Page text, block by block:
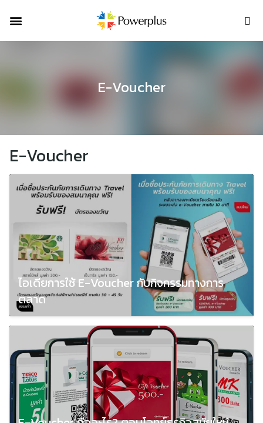
E-Voucher
E-Voucher
ไอเดียการใช้ E-Voucher กับกิจกรรมทางการ
ตลาด
May 10, 2023